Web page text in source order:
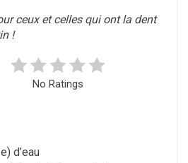
ceux et celles qui ont la dent
!
No Ratings
d’eau